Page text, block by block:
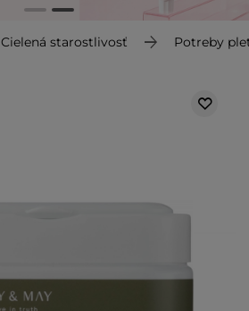
Cielená starostlivosť Potreby